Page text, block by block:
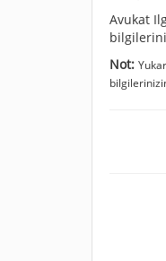
Avukat
Not: